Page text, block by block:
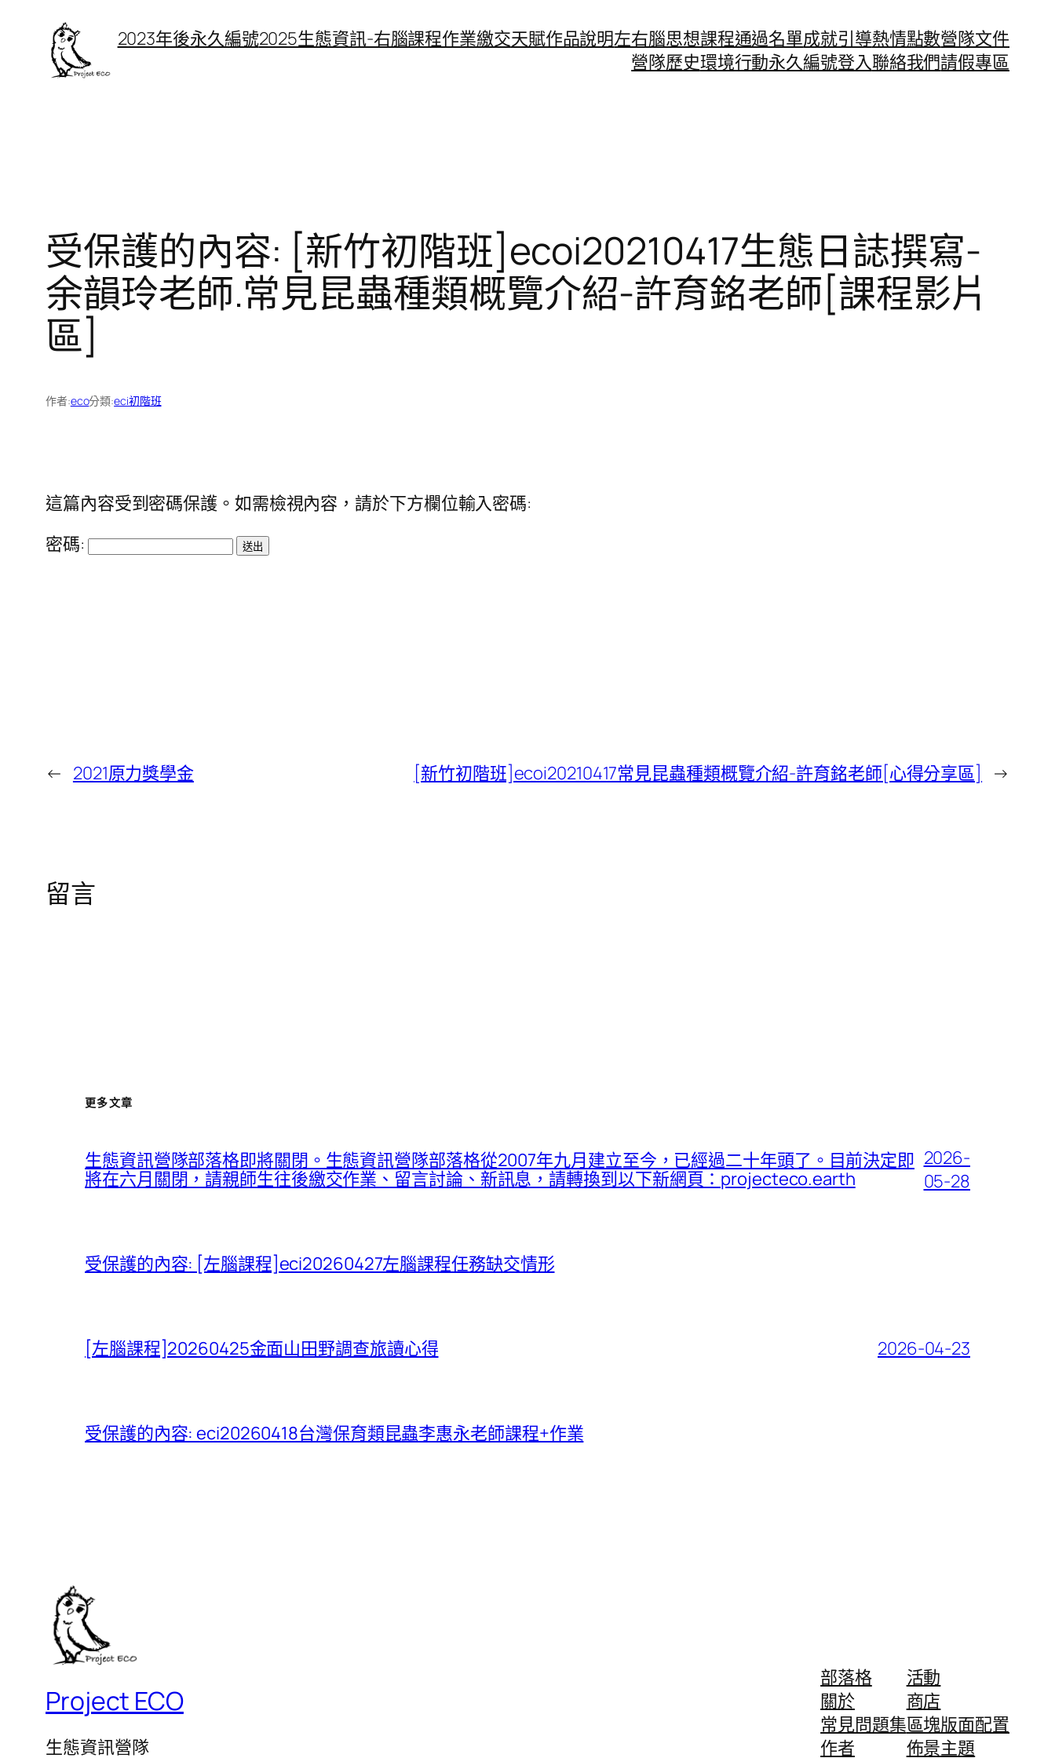
2023年後永久編號2025生態資訊-右腦課程作業繳交天賦作品說明左右腦思想課程通過名單成就引導熱情點數營隊文件
營隊歷史環境行動永久編號登入聯絡我們請假專區
受保護的內容: [新竹初階班]ecoi20210417生態日誌撰寫-
余韻玲老師.常見昆蟲種類概覽介紹-許育銘老師[課程影片
區]
作者:eco分類:eci初階班
這篇內容受到密碼保護。如需檢視內容，請於下方欄位輸入密碼:
密碼:
← 2021原力獎學金 [新竹初階班]ecoi20210417常見昆蟲種類概覽介紹-許育銘老師[心得分享區] →
留言
更多文章
生態資訊營隊部落格即將關閉。生態資訊營隊部落格從2007年九月建立至今，已經過二十年頭了。目前決定即
將在六月關閉，請親師生往後繳交作業、留言討論、新訊息，請轉換到以下新網頁：projecteco.earth
2026-
05-28
受保護的內容: [左腦課程]eci20260427左腦課程任務缺交情形
[左腦課程]20260425金面山田野調查旅讀心得 2026-04-23
受保護的內容: eci20260418台灣保育類昆蟲李惠永老師課程+作業
Project ECO
生態資訊營隊
部落格
關於
常見問題集
作者
活動
商店
區塊版面配置
佈景主題